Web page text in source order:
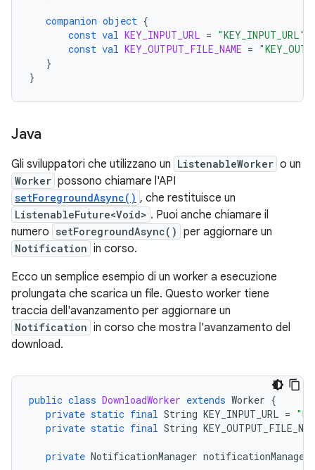
companion object {
const val KEY_INPUT_URL = "KEY_INPUT_URL"
const val KEY_OUTPUT_FILE_NAME =
}
}
Java
Gli sviluppatori che utilizzano un ListenableWorker o un
Worker possono chiamare l'API
setForegroundAsync() , che restituisce un
ListenableFuture<Void> . Puoi anche chiamare il
numero setForegroundAsync() per aggiornare un
Notification in corso.
Ecco un semplice esempio di un worker a esecuzione
prolungata che scarica un file. Questo worker tiene
traccia dell'avanzamento per aggiornare un
Notification in corso che mostra l'avanzamento del
download.
public class DownloadWorker extends Worker {
private static final String KEY_INPUT_URL =
private static final String
private NotificationManager notificationManager